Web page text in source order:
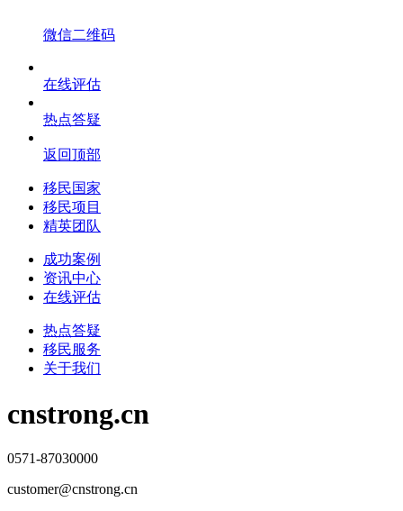
微信二维码
在线评估
热点答疑
返回顶部
移民国家
移民项目
精英团队
成功案例
资讯中心
在线评估
热点答疑
移民服务
关于我们
cnstrong.cn
0571-87030000
customer@cnstrong.cn